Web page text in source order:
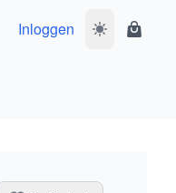
Inloggen Wissel